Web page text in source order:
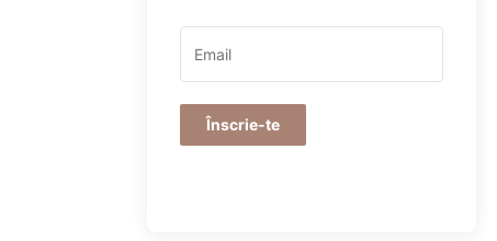
Înscrie-te